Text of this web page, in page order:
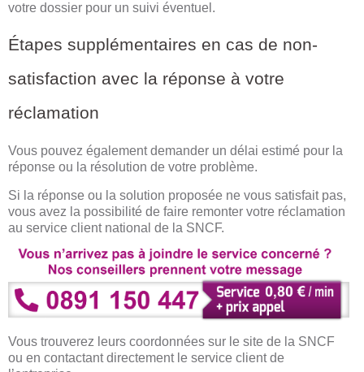
votre dossier pour un suivi éventuel.
Étapes supplémentaires en cas de non-
satisfaction avec la réponse à votre
réclamation
Vous pouvez également demander un délai estimé pour la
réponse ou la résolution de votre problème.
Si la réponse ou la solution proposée ne vous satisfait pas,
vous avez la possibilité de faire remonter votre réclamation
au service client national de la SNCF.
Vous trouverez leurs coordonnées sur le site de la SNCF
ou en contactant directement le service client de